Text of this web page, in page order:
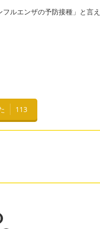
ルエンザの予防接種」と言え
113